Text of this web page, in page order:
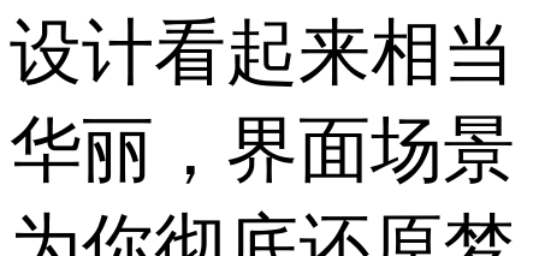
设计看起来相当
华丽，界面场景